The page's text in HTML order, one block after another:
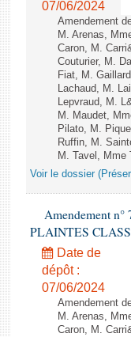
07/06/2024
Amendement
M. Arenas,
Caron, M.
Couturier, M.
Fiat, M.
Lachaud, M.
Lepvraud, M.
M. Maudet,
Pilato, M.
Ruffin, M.
M. Tavel, Mme
Voir le dossier
Amendement
PLAINTES
Date de
dépôt :
07/06/2024
Amendement
M. Arenas,
Caron, M.